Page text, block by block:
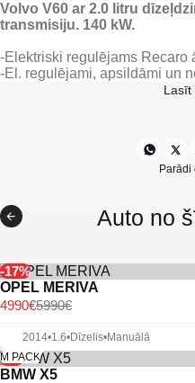
Volvo V60 ar 2.0 litru
transmisiju. 140 kW.
-Elektriski regulējams Recaro
-El. regulējami, apsildāmi un
-Multistūre.
-Volvo multimedia.
-Pr. parkošanās sensori.
-LED dienas gaitas gaismas.
-Automātiskās tuvās gaismas.
-Vieglmetāla diski ar labām
-U.C. ekstras.
Lasīt
Parādi
Auto no
-17%
OPEL MERIVA
5990€
4990€
2014•1.6•Dīzelis•Manuālā
-9%
M PACK
BMW X5